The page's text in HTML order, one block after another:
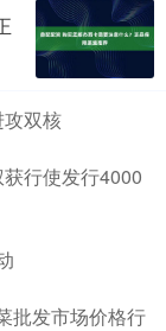
双核
行使发行4000
批发市场价格行